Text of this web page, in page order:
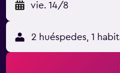
vie. 14/8
2 huéspedes, 1